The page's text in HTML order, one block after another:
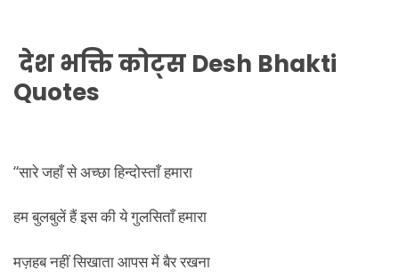
देश भक्ति कोट्स Desh Bhakti
Quotes
“सारे जहाँ से अच्छा हिन्दोस्ताँ हमारा
हम बुलबुलें हैं इस की ये गुलसिताँ हमारा
मज़हब नहीं सिखाता आपस में बैर रखना